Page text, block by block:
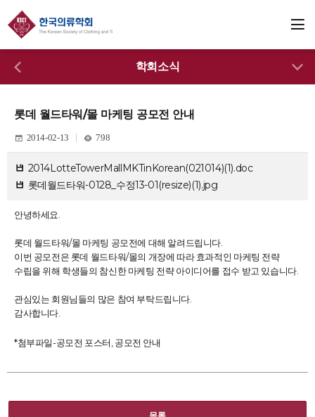
학회소식
롯데 월드타워/몰 마케팅 공모전 안내
2014-02-13 798
2014LotteTowerMallMKTinKorean(021014)(1).doc
롯데월드타워-0128_수정13-01(resize)(1).jpg
안녕하세요.
롯데 월드타워/몰 마케팅 공모전에 대해 알려드립니다.
이번 공모전은 롯데 월드타워/몰의 개장에 따라 효과적인 마케팅 전략
수립을 위해 학생들의 참신한 마케팅 전략 아이디어를 접수 받고 있습니다.
관심있는 회원님들의 많은 참여 부탁드립니다.
감사합니다.
*첨부파일-공모전 포스터, 공모전 안내